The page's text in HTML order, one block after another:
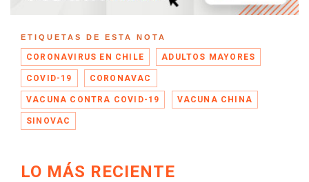
ETIQUETAS DE ESTA NOTA
CORONAVIRUS EN CHILE ADULTOS MAYORES
COVID-19 CORONAVAC
VACUNA CONTRA COVID-19 VACUNA CHINA
SINOVAC
LO MÁS RECIENTE